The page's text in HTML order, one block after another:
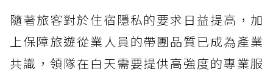
隨著旅客對於住宿隱私的要求日益提高，加
上保障旅遊從業人員的帶團品質已成為產業
共識，領隊在白天需要提供高強度的專業服